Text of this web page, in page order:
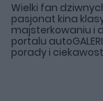
Wielki fan
pasjonat kina
majsterkowaniu i
portalu
porady i